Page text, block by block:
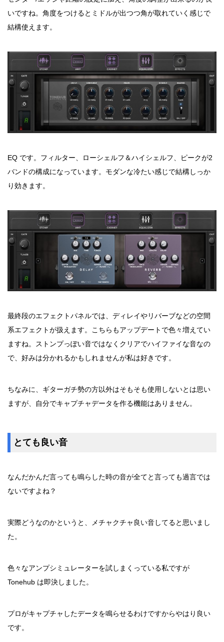
いですね。角度をつけるとミドルが出つつ角が取れていく感じで
結構使えます。
EQ です。フィルター、ローシェルフ＆ハイシェルフ、ピークが2
バンドの構成になっています。モダンな冷たい感じで結構しっか
り効きます。
最終段のエフェクトパネルでは、ディレイやリバーブなどの空間
系エフェクトが扱えます。こちらもアップデートで色々増えてい
ますね。ストンプっぽい音ではなくクリアでハイファイな音なの
で、好みは分かれるかもしれませんが私は好きです。
ちなみに、ギターガチ勢の方以外はそもそも使用しないとは思い
ますが、自分でキャプチャデータを作る機能はありません。
とても良い音
なんだかんだ言っても鳴らした時の音が全てと言っても過言では
ないですよね？
実際どうなのかというと、メチャクチャ良い音してると思いまし
た。
色々なアンプシミュレーターを試しまくっている私ですが
Tonehub は即決しました。
プロがキャプチャしたデータを鳴らせるわけですからやはり良い
です。